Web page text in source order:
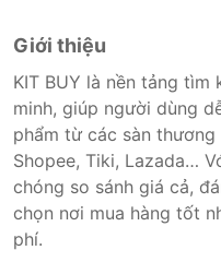
Giới thiệu
KIT BUY là nền tảng tìm
minh, giúp người dùng
phẩm từ các sàn
Shopee, Tiki, Lazada…
chóng so sánh giá cả,
chọn nơi mua hàng tốt
phí.